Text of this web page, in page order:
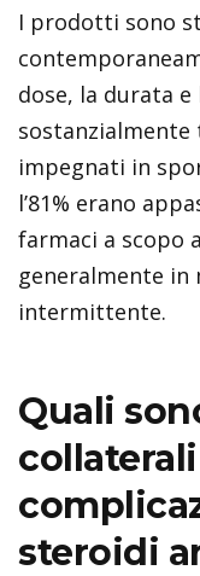
I prodotti sono
dose, la durata
impegnati in
l’81% erano
farmaci a scopo
generalmente in
intermittente.
Quali
steroidi